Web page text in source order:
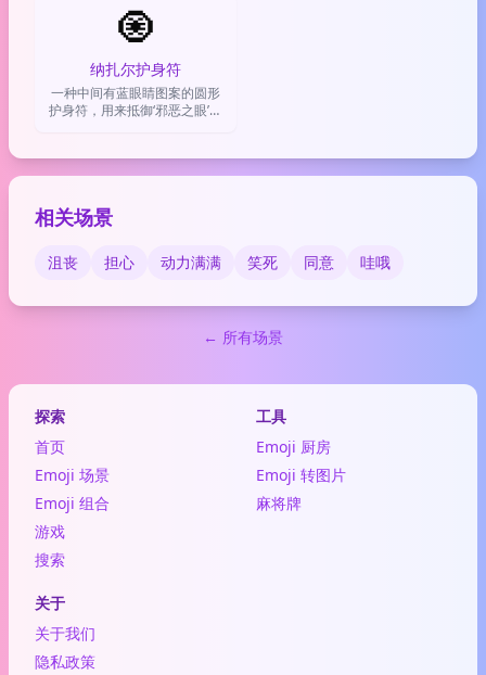
🧿
纳扎尔护身符
一种中间有蓝眼睛图案的圆形
护身符，用来抵御‘邪恶之眼’，
相关场景
沮丧 担心 动力满满 笑死 同意 哇哦
← 所有场景
探索
首页
Emoji 场景
Emoji 组合
游戏
搜索
工具
Emoji 厨房
Emoji 转图片
麻将牌
关于
关于我们
隐私政策